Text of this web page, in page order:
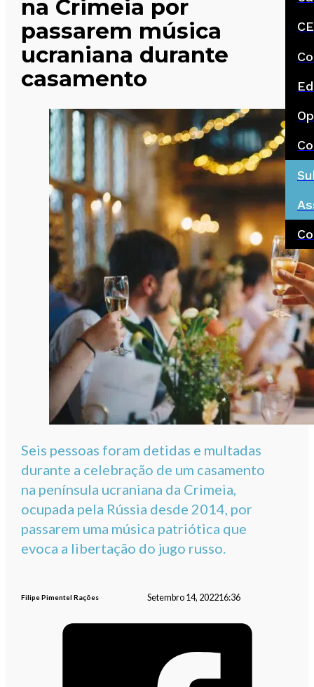
na Crimeia por
passarem música
ucraniana durante
casamento
Seis pessoas foram detidas e multadas
durante a celebração de um casamento
na península ucraniana da Crimeia,
ocupada pela Rússia desde 2014, por
passarem uma música patriótica que
evoca a libertação do jugo russo.
Filipe Pimentel Rações Setembro 14, 202216:36